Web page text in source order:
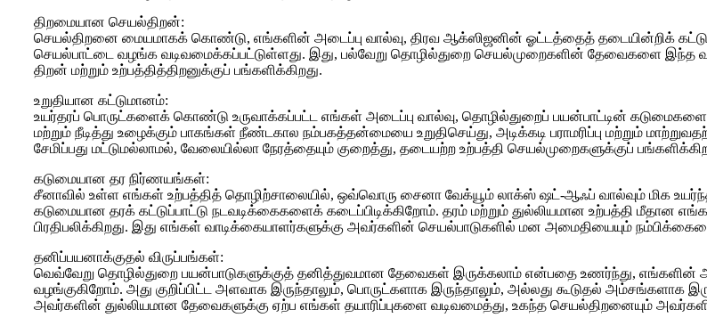
திறமையான செயல்திறன்:
செயல்திறனை மையமாகக் கொண்டு, எங்களின் அடைப்பு வால்வு, திரவ ஆக்ஸிஜனின் ஓட்டத்தைத் தடையின்றிக்
செயல்பாட்டை வழங்க வடிவமைக்கப்பட்டுள்ளது. இது, பல்வேறு தொழில்துறை செயல்முறைகளின் தேவைகளை இந்த
திறன் மற்றும் உற்பத்தித்திறனுக்குப் பங்களிக்கிறது.
உறுதியான கட்டுமானம்:
உயர்தரப் பொருட்களைக் கொண்டு உருவாக்கப்பட்ட எங்கள் அடைப்பு வால்வு, தொழில்துறைப் பயன்பாட்டின்
மற்றும் நீடித்து உழைக்கும் பாகங்கள் நீண்டகால நம்பகத்தன்மையை உறுதிசெய்து, அடிக்கடி பராமரிப்பு மற்றும்
சேமிப்பது மட்டுமல்லாமல், வேலையில்லா நேரத்தையும் குறைத்து, தடையற்ற உற்பத்தி செயல்முறைகளுக்குப்
கடுமையான தர நிர்ணயங்கள்:
சீனாவில் உள்ள எங்கள் உற்பத்தித் தொழிற்சாலையில், ஒவ்வொரு சைனா வேக்யூம் லாக்ஸ் ஷட்-ஆஃப் வால்வும் மிக
கடுமையான தரக் கட்டுப்பாட்டு நடவடிக்கைகளைக் கடைப்பிடிக்கிறோம். தரம் மற்றும் துல்லியமான உற்பத்தி மீதான
பிரதிபலிக்கிறது. இது எங்கள் வாடிக்கையாளர்களுக்கு அவர்களின் செயல்பாடுகளில் மன அமைதியையும்
தனிப்பயனாக்குதல் விருப்பங்கள்:
வெவ்வேறு தொழில்துறை பயன்பாடுகளுக்குத் தனித்துவமான தேவைகள் இருக்கலாம் என்பதை உணர்ந்து, எங்களின்
வழங்குகிறோம். அது குறிப்பிட்ட அளவாக இருந்தாலும், பொருட்களாக இருந்தாலும், அல்லது கூடுதல் அம்சங்களாக
அவர்களின் துல்லியமான தேவைகளுக்கு ஏற்ப எங்கள் தயாரிப்புகளை வடிவமைத்து, உகந்த செயல்திறனையும்